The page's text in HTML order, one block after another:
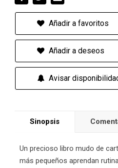
Añadir a favoritos
Añadir a deseos
Avisar
Sinopsis
Un precioso libro mudo de
más pequeños aprendan